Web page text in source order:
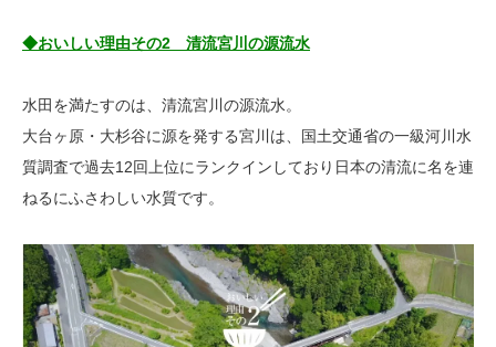
◆おいしい理由その2 清流宮川の源流水
水田を満たすのは、清流宮川の源流水。
大台ヶ原・大杉谷に源を発する宮川は、国土交通省の一級河川水
質調査で過去12回上位にランクインしており日本の清流に名を連
ねるにふさわしい水質です。